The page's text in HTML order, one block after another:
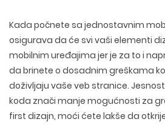
WEB
WORDPRESS
ECOMMERCE
CUSTOM WEB
DIZAJN WEB
UI/UX DIZAJN
LOGO I
SEO
Kada počnete sa jednostavnim
osigurava da će svi vaši elementi
mobilnim uređajima jer je za to i
da brinete o dosadnim greškama
doživljaju vaše veb stranice.
koda znači manje mogućnosti za
first dizajn, moći ćete lakše da